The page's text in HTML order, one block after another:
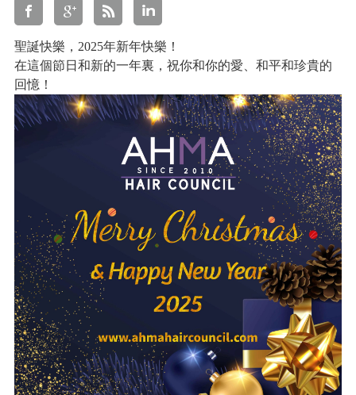
聖誕快樂，2025年新年快樂！
在這個節日和新的一年裏，祝你和你的愛、和平和珍貴的
回憶！